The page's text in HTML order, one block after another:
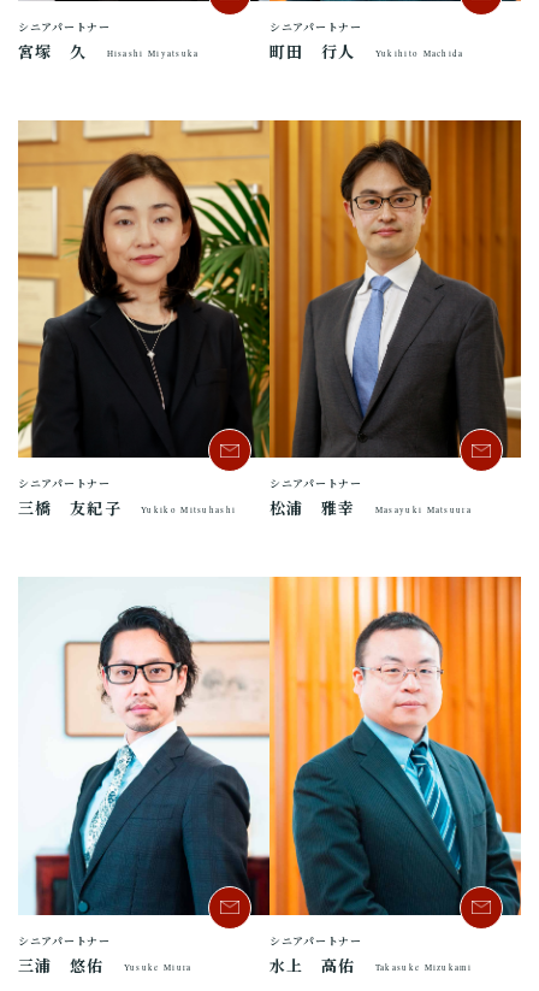
シニアパートナー
宮塚 久 Hisashi Miyatsuka
シニアパートナー
町田 行人 Yukihito Machida
シニアパートナー
三橋 友紀子 Yukiko Mitsuhashi
シニアパートナー
松浦 雅幸 Masayuki Matsuura
シニアパートナー
三浦 悠佑 Yusuke Miura
シニアパートナー
水上 高佑 Takasuke Mizukami